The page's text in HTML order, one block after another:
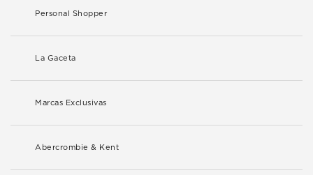
Personal Shopper
La Gaceta
Marcas Exclusivas
Abercrombie & Kent